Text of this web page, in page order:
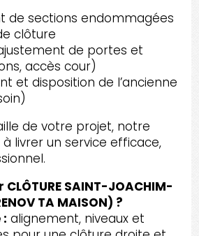
de sections endommagées
clôture
de portes et
accès cour)
et disposition de l’ancienne
de votre projet, notre
livrer un service efficace,
SAINT-JOACHIM-
TA MAISON) ?
alignement, niveaux et